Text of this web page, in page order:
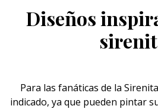
Diseños
Para las fanáticas de la
indicado, ya que pueden pintar